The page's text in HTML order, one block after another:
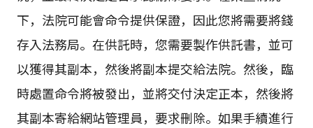
下，法院可能會命令提供保證，因此您將需要將錢
存入法務局。在供託時，您需要製作供託書，並可
以獲得其副本，然後將副本提交給法院。然後，臨
時處置命令將被發出，並將交付決定正本，然後將
其副本寄給網站管理員，要求刪除。如果手續進行